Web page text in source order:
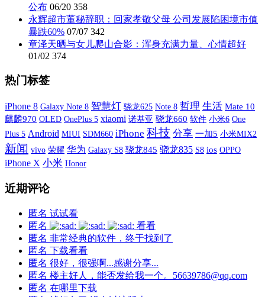
公布 06/20 358
永辉超市董秘辞职：回家孝敬父母 公司发展陷困境市值
暴跌60% 07/07 342
章泽天晒与女儿爬山合影：浑身充满力量、心情超好
01/02 374
热门标签
iPhone 8 Galaxy Note 8 智慧灯 骁龙625 Note 8 哲理 生活 Mate 10
麒麟970 OLED OnePlus 5 xiaomi 诺基亚 骁龙660 软件 小米6 One
Plus 5 Android MIUI SDM660 iPhone 科技 分享 一加5 小米MIX2
新闻 vivo 荣耀 华为 Galaxy S8 骁龙845 骁龙835 S8 ios OPPO
iPhone X 小米 Honor
近期评论
匿名 试试看
匿名
看看
匿名 非常经典的软件，终于找到了
匿名 下载看看
匿名 很好，很强啊...感谢分享...
匿名 楼主好人，能否发给我一个。56639786@qq.com
匿名 在哪里下载